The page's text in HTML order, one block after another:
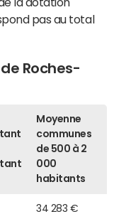
pas au total
Roches-
Moyenne
communes
de 500 à 2
000
habitants
34 283 €